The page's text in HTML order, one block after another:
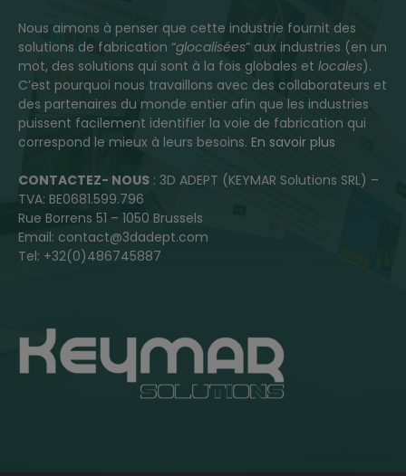
Nous aimons à penser que cette industrie fournit des
solutions de fabrication “glocalisées” aux industries (en un
mot, des solutions qui sont à la fois globales et locales).
C’est pourquoi nous travaillons avec des collaborateurs et
des partenaires du monde entier afin que les industries
puissent facilement identifier la voie de fabrication qui
correspond le mieux à leurs besoins. En savoir plus
CONTACTEZ- NOUS : 3D ADEPT (KEYMAR Solutions SRL) –
TVA: BE0681.599.796
Rue Borrens 51 – 1050 Brussels
Email: contact@3dadept.com
Tel: +32(0)486745887